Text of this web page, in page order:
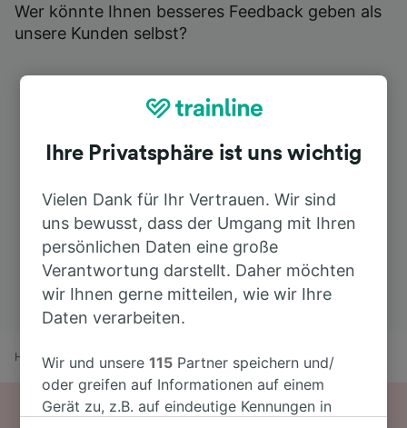
Wer könnte Ihnen besseres Feedback geben als
unsere Kunden selbst?
Home Bahnfahrplan Brüssel nach Strasbourg Roethig
Ihre Privatsphäre ist uns wichtig
Vielen Dank für Ihr Vertrauen. Wir sind
uns bewusst, dass der Umgang mit Ihren
persönlichen Daten eine große
Verantwortung darstellt. Daher möchten
wir Ihnen gerne mitteilen, wie wir Ihre
Daten verarbeiten.
Wir und unsere115 Partner speichern und/
oder greifen auf Informationen auf einem
Gerät zu, z.B. auf eindeutige Kennungen in